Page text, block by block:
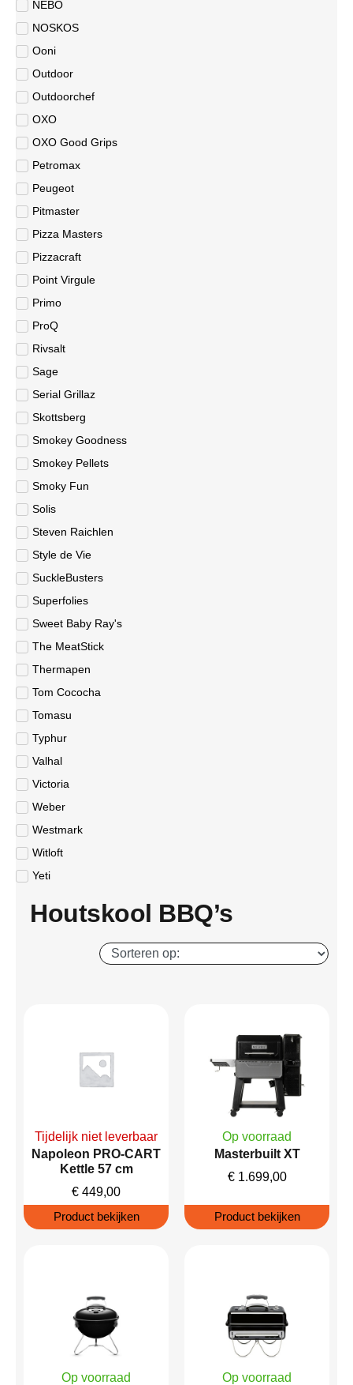
NEBO
NOSKOS
Ooni
Outdoor
Outdoorchef
OXO
OXO Good Grips
Petromax
Peugeot
Pitmaster
Pizza Masters
Pizzacraft
Point Virgule
Primo
ProQ
Rivsalt
Sage
Serial Grillaz
Skottsberg
Smokey Goodness
Smokey Pellets
Smoky Fun
Solis
Steven Raichlen
Style de Vie
SuckleBusters
Superfolies
Sweet Baby Ray's
The MeatStick
Thermapen
Tom Cococha
Tomasu
Typhur
Valhal
Victoria
Weber
Westmark
Witloft
Yeti
Houtskool BBQ’s​
Tijdelijk niet leverbaar
Napoleon PRO-CART
Kettle 57 cm
€ 449,00
Product bekijken
Op voorraad
Masterbuilt XT
€1.699,00
Product bekijken
Op voorraad
Op voorraad